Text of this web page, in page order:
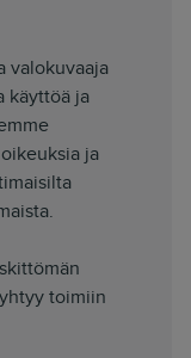
valokuvaaja
käyttöä ja
ja
toimiin